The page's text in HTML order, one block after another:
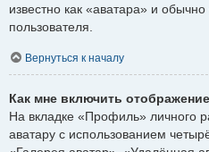
известно как «аватара» и
пользователя.
Вернуться к началу
Как мне включить
На вкладке «Профиль» личного
аватару с использованием